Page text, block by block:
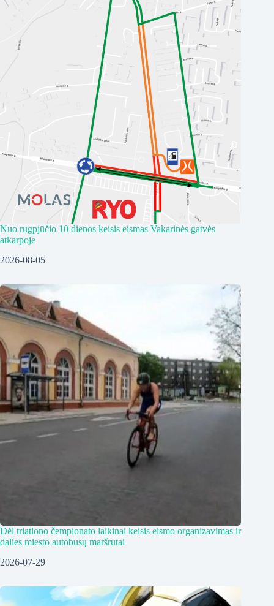
Nuo rugpjūčio 10 dienos keisis eismas Vakarinės gatvės
atkarpoje
2026-08-05
Dėl triatlono čempionato laikinai keisis eismo organizavimas ir
dalies miesto autobusų maršrutai
2026-07-29